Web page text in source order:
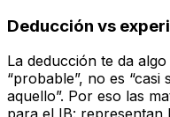
Deducción vs
La deducción te da algo
“probable”, no es “casi
aquello”. Por eso las